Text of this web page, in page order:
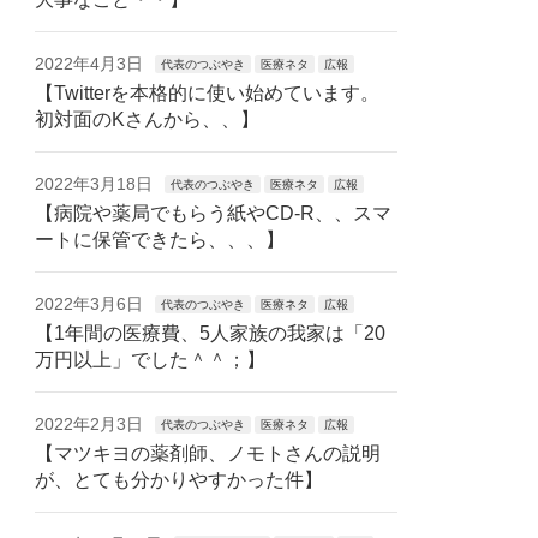
2022年4月3日 代表のつぶやき 医療ネタ 広報
【Twitterを本格的に使い始めています。
初対面のKさんから、、】
2022年3月18日 代表のつぶやき 医療ネタ 広報
【病院や薬局でもらう紙やCD-R、、スマ
ートに保管できたら、、、】
2022年3月6日 代表のつぶやき 医療ネタ 広報
【1年間の医療費、5人家族の我家は「20
万円以上」でした＾＾；】
2022年2月3日 代表のつぶやき 医療ネタ 広報
【マツキヨの薬剤師、ノモトさんの説明
が、とても分かりやすかった件】